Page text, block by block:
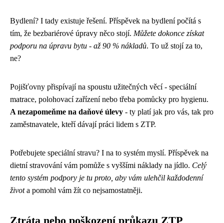
Bydlení? I tady existuje řešení. Příspěvek na bydlení počítá s
tím, že bezbariérové úpravy něco stojí. Můžete dokonce získat
podporu na úpravu bytu - až 90 % nákladů. To už stojí za to,
ne?
Pojišťovny přispívají na spoustu užitečných věcí - speciální
matrace, polohovací zařízení nebo třeba pomůcky pro hygienu.
A nezapomeňme na daňové úlevy - ty platí jak pro vás, tak pro
zaměstnavatele, kteří dávají práci lidem s ZTP.
Potřebujete speciální stravu? I na to systém myslí. Příspěvek na
dietní stravování vám pomůže s vyššími náklady na jídlo. Celý
tento systém podpory je tu proto, aby vám ulehčil každodenní
života pomohl vám žít co nejsamostatněji.
Ztráta nebo poškození průkazu ZTP